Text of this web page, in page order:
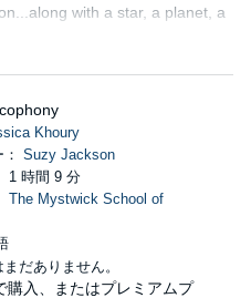
with a star, a planet, a
Khoury
Suzy Jackson
1 時間 9 分
The Mystwick School of
だありません。
購入、またはプレミアムプ